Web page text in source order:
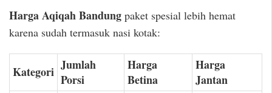
Harga Aqiqah Bandung paket spesial lebih hemat
karena sudah termasuk nasi kotak:
Kategori Jumlah
Porsi
Harga
Betina
Harga
Jantan